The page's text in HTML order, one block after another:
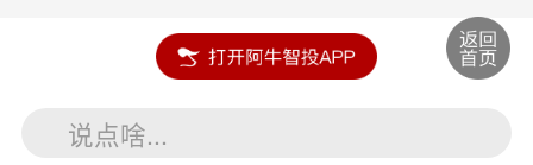
说点啥...